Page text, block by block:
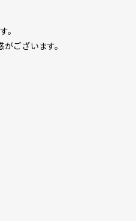
。
ございます。